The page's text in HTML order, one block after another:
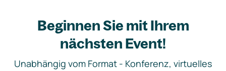
Beginnen Sie mit Ihrem
nächsten Event!
Unabhängig vom Format - Konferenz, virtuelles